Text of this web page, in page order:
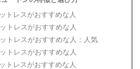
トレスがおすすめな人
トレスがおすすめな人
トレスがおすすめな人：人気
トレスがおすすめな人
トレスがおすすめな人